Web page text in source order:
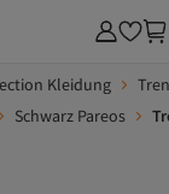
Kleidung
Schwarz Pareos